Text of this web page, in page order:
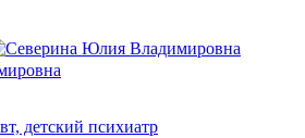
детский психиатр